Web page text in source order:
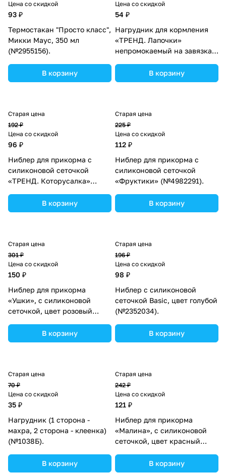
е
и
я
Цена со скидкой
93 ₽
Термостакан "Просто класс",
Микки Маус, 350 мл
(№2955156).
В корзину
Цена со скидкой
54 ₽
Нагрудник для кормления
«ТРЕНД. Лапочки»
непромокаемый на завязках,
В корзину
Старая цена
192 ₽
Цена со скидкой
96 ₽
Ниблер для прикорма с
силиконовой сеточкой
«ТРЕНД. Которусалка»
В корзину
Старая цена
225 ₽
Цена со скидкой
112 ₽
Ниблер для прикорма с
силиконовой сеточкой
«Фруктики» (№4982291).
В корзину
Старая цена
301 ₽
Цена со скидкой
150 ₽
Ниблер для прикорма
«Ушки», с силиконовой
сеточкой, цвет розовый
В корзину
Старая цена
196 ₽
Цена со скидкой
98 ₽
Ниблер с силиконовой
сеточкой Basic, цвет голубой
(№2352034).
В корзину
Старая цена
70 ₽
Цена со скидкой
35 ₽
Нагрудник (1 сторона -
махра, 2 сторона - клеенка)
(№1038Б).
В корзину
Старая цена
242 ₽
Цена со скидкой
121 ₽
Ниблер для прикорма
«Малина», с силиконовой
сеточкой, цвет красный
В корзину